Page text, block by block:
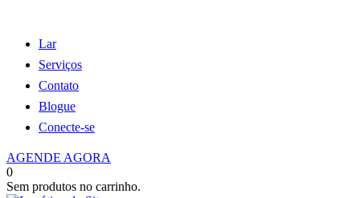
Lar
Serviços
Contato
Blogue
Conecte-se
AGENDE AGORA
0
Sem produtos no carrinho.